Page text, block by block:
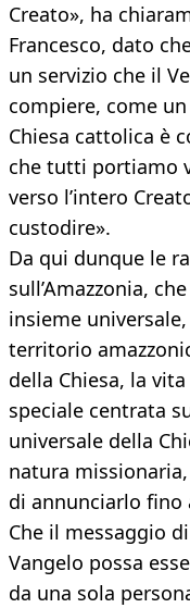
Creato», ha
Francesco, dato
un servizio che il
compiere, come
Chiesa cattolica è
che tutti portiamo
verso l’intero
custodire».
Da qui dunque le
sull’Amazzonia,
insieme
territorio
della Chiesa, la
speciale centrata
universale della
natura
di annunciarlo
Che il messaggio
Vangelo possa
da una sola